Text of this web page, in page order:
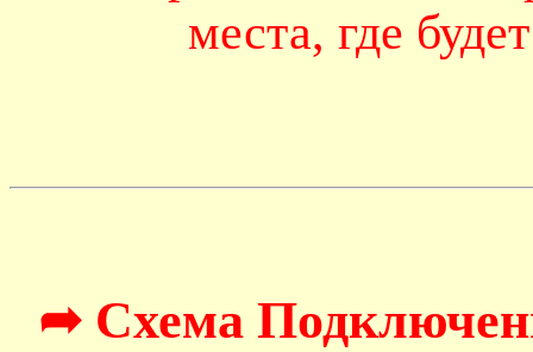
места, где
➦ Схема